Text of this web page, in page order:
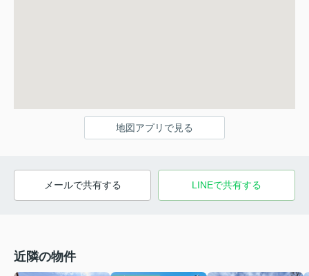
地図アプリで見る
メールで共有する LINEで共有する
近隣の物件